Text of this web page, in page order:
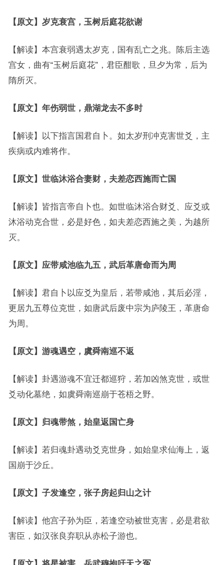
【原文】岁克衰宫，玉树后庭花欲谢
【解读】本宫衰弱遇太岁克，国有乱亡之兆。陈后主选
宫女，曲有“玉树后庭花”，君臣酣歌，旦夕为常，后为
隋所灭。
【原文】年伤弱世，鼎湖龙去不多时
【解读】以下指言国君自卜。如太岁刑冲克害世爻，主
疾病或内难将作。
【原文】世临沐浴合妻财，夫差恋西施而亡国
【解读】皆指言帝自卜也。如世临沐浴合财爻、应爻或
沐浴动克合世，必是好色，如夫差恋西施之美，为越所
灭。
【原文】应带咸池临九五，武后革唐命而为周
【解读】君自卜以应爻为皇后，若带咸池，其后必淫，
更居九五尊位克世，如唐武后废中宗为庐陵王，革唐命
为周。
【原文】游魂遇空，虞舜南巡不返
【解读】卦遇游魂不宜迁都巡狩，若加凶煞克世，或世
爻动化墓绝，如虞舜南巡崩于苍梧之野。
【原文】归魂带煞，始皇返国亡身
【解读】若归魂卦遇动爻克世身，如始皇求仙海上，返
国崩于沙丘。
【原文】子发逢空，张子房起归山之计
【解读】他宫子孙为臣，若逢空动被世克害，必是君欲
害臣，如汉张良弃职从赤松子游也。